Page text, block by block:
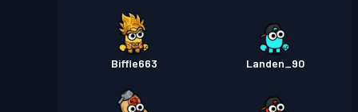
Biffle663 Landen_90